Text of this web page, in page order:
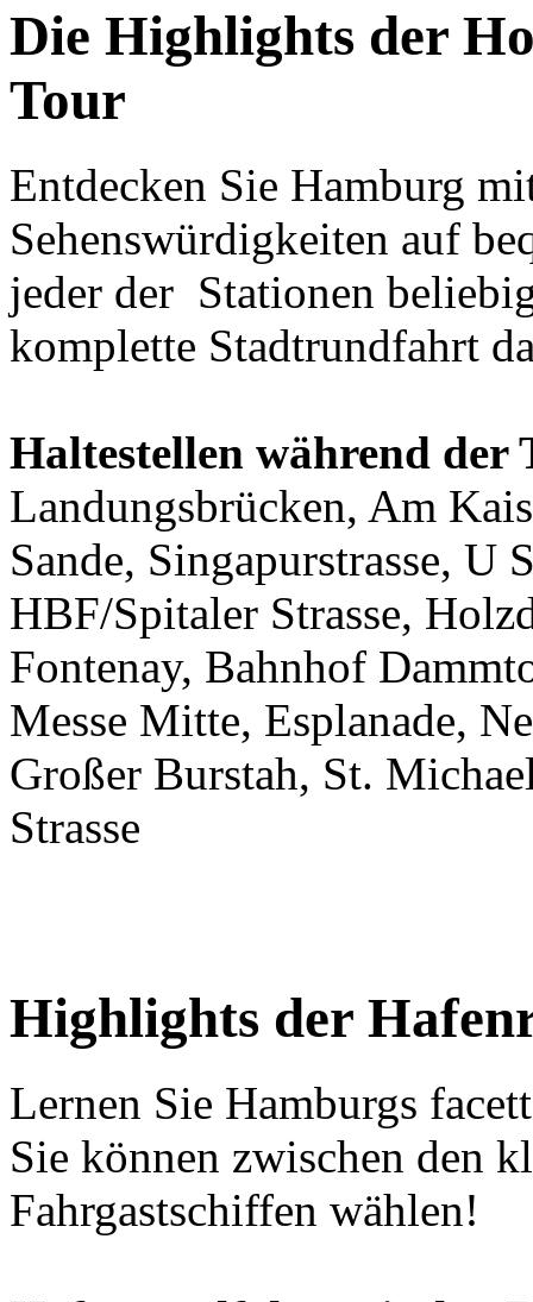
Die Highlights der
Tour
Entdecken Sie Hamburg
Sehenswürdigkeiten auf
jeder der Stationen
komplette Stadtrundfahrt
Haltestellen während der
Landungsbrücken, Am
Sande, Singapurstrasse, U
HBF/Spitaler Strasse,
Fontenay, Bahnhof
Messe Mitte, Esplanade,
Großer Burstah, St.
Strasse
Highlights der
Lernen Sie Hamburgs
Sie können zwischen den
Fahrgastschiffen wählen!